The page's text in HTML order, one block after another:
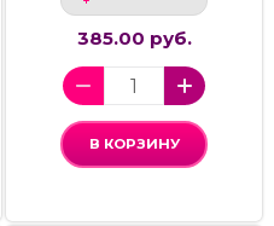
385.00 руб.
В КОРЗИНУ